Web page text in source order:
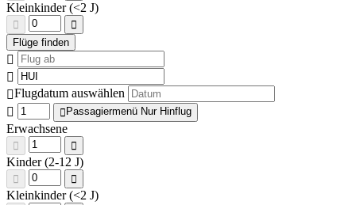
Kleinkinder (<2 J)
Flugdatum auswählen
Passagiermenü Nur Hinflug
Erwachsene
Kinder (2-12 J)
Kleinkinder (<2 J)